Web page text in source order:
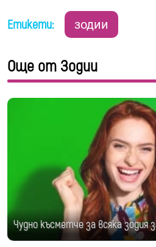
Етикети: зодии
Още от Зодии
Чудно късметче за всяка зодия